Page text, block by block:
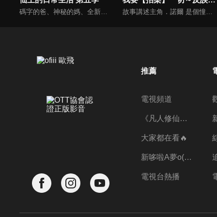
故事講述主角．諾爾 是個憧憬冒險者卻沒有才能的青年。不過努力不懈的他，將透過磨練防禦技「招架」，讓自己從最低階提升到異次元的領域，並在拯救王女後展開意想不到的經歷。
推薦
電視頻道
《凡人修仙傳》第五季全新開播✨
大家都在看🔥
新哆啦A夢o((ﾐﾟｴﾟﾐ))o
電視台熱播